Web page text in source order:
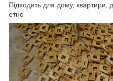
Підходить для дому, квартири,
етно